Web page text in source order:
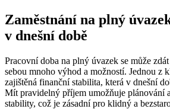
Zaměstnání na plný
v dnešní době
Pracovní doba na plný úvazek se může
sebou mnoho výhod a možností. Jednou z
zajištěná finanční stabilita, která v dnešní
Mít pravidelný příjem umožňuje plánování
stability, což je zásadní pro klidný a